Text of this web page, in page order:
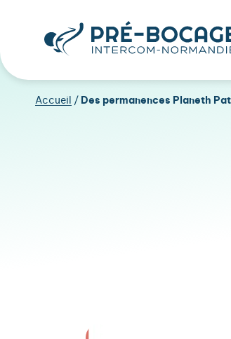
Accueil / Des permanences Planeth